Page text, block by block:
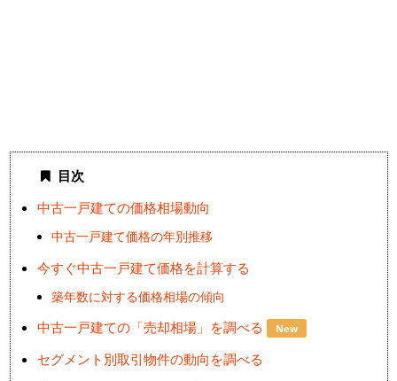
目次
中古一戸建ての価格相場動向
中古一戸建て価格の年別推移
今すぐ中古一戸建て価格を計算する
築年数に対する価格相場の傾向
中古一戸建ての「売却相場」を調べる New
セグメント別取引物件の動向を調べる